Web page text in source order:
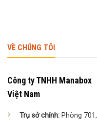
VỀ CHÚNG TÔI
Công ty TNHH Manabox
Việt Nam
Trụ sở chính: Phòng 701,